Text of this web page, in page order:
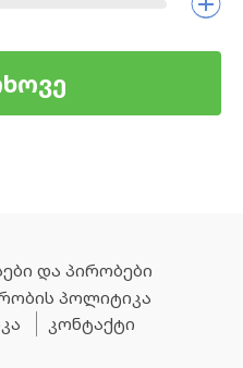
და პირობები
პოლიტიკა
კონტაქტი